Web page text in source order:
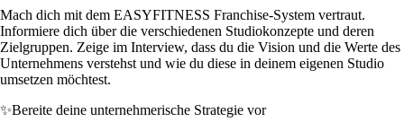
Mach dich mit dem EASYFITNESS Franchise-System vertraut.
Informiere dich über die verschiedenen Studiokonzepte und deren
Zielgruppen. Zeige im Interview, dass du die Vision und die Werte des
Unternehmens verstehst und wie du diese in deinem eigenen Studio
umsetzen möchtest.
✨Bereite deine unternehmerische Strategie vor